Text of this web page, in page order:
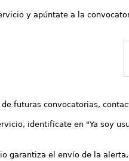
y apúntate a la
futuras convocatorias,
identifícate en "Ya soy
garantiza el envío de la